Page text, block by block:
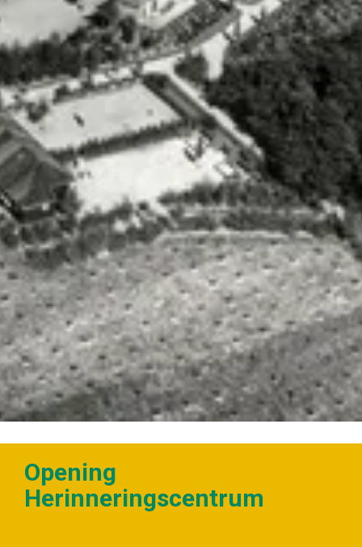
Opening
Herinneringscentrum